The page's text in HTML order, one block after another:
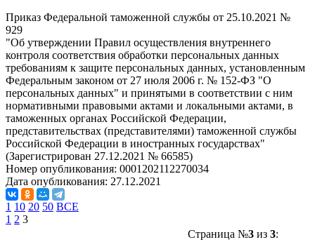
Приказ Федеральной таможенной службы от 25.10.2021 №
929
"Об утверждении Правил осуществления внутреннего
контроля соответствия обработки персональных данных
требованиям к защите персональных данных, установленным
Федеральным законом от 27 июля 2006 г. № 152-ФЗ "О
персональных данных" и принятыми в соответствии с ним
нормативными правовыми актами и локальными актами, в
таможенных органах Российской Федерации,
представительствах (представителями) таможенной службы
Российской Федерации в иностранных государствах"
(Зарегистрирован 27.12.2021 № 66585)
Номер опубликования: 0001202112270034
Дата опубликования: 27.12.2021
1 10 20 50 ВСЕ
1 2 3
Страница №3из 3: